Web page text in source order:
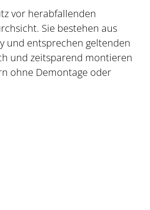
vor herabfallenden
Sie bestehen aus
und entsprechen geltenden
und zeitsparend montieren
ohne Demontage oder